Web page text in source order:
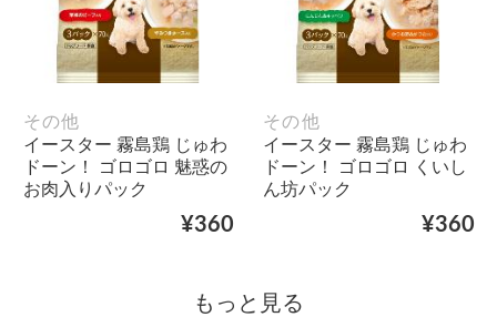
その他
イースター 霧島鶏 じゅわ
ドーン！ ゴロゴロ 魅惑の
お肉入りパック
¥360
その他
イースター 霧島鶏 じゅわ
ドーン！ ゴロゴロ くいし
ん坊パック
¥360
もっと見る